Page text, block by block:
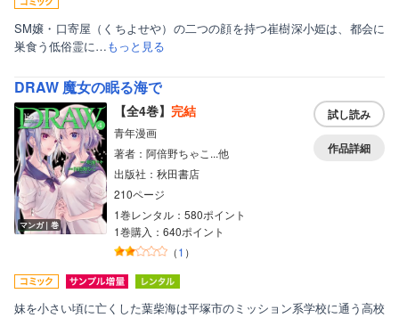
SM嬢・口寄屋（くちよせや）の二つの顔を持つ崔樹深小姫は、都会に
巣食う低俗霊に…もっと見る
DRAW 魔女の眠る海で
マンガ｜巻
【全4巻】 完結
青年漫画
著者：阿倍野ちゃこ...他
出版社：秋田書店
210ページ
1巻レンタル：580ポイント
1巻購入：640ポイント
（1 ）
試し読み
作品詳細
妹を小さい頃に亡くした葉柴海は平塚市のミッション系学校に通う高校